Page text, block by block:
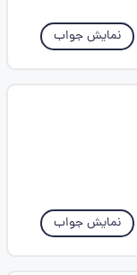
نمایش جواب
نمایش جواب